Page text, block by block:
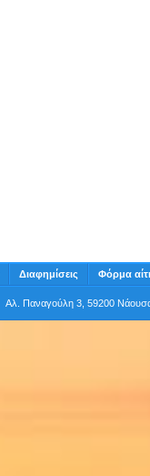
Διαφημίσεις Φόρμα
Αλ. Παναγούλη 3, 59200